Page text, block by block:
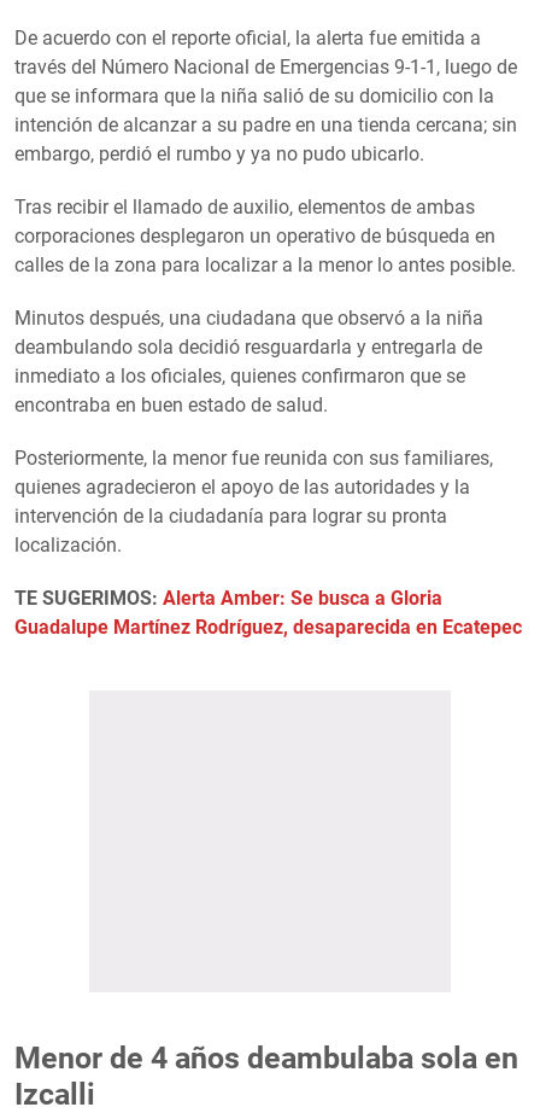
De acuerdo con el reporte oficial, la alerta fue emitida a
través del Número Nacional de Emergencias 9-1-1, luego de
que se informara que la niña salió de su domicilio con la
intención de alcanzar a su padre en una tienda cercana; sin
embargo, perdió el rumbo y ya no pudo ubicarlo.
Tras recibir el llamado de auxilio, elementos de ambas
corporaciones desplegaron un operativo de búsqueda en
calles de la zona para localizar a la menor lo antes posible.
Minutos después, una ciudadana que observó a la niña
deambulando sola decidió resguardarla y entregarla de
inmediato a los oficiales, quienes confirmaron que se
encontraba en buen estado de salud.
Posteriormente, la menor fue reunida con sus familiares,
quienes agradecieron el apoyo de las autoridades y la
intervención de la ciudadanía para lograr su pronta
localización.
TE SUGERIMOS: Alerta Amber: Se busca a Gloria
Guadalupe Martínez Rodríguez, desaparecida en Ecatepec
Menor de 4 años deambulaba sola en
Izcalli